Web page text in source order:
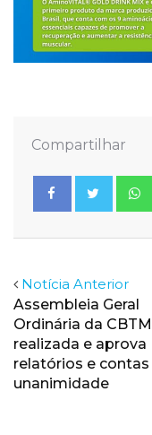
Compartilhar
Notícia Anterior
Assembleia Geral
Ordinária da
realizada e aprova
relatórios e
unanimidade